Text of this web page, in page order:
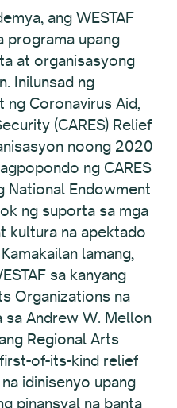
ang WESTAF
programa upang
at organisasyong
Inilunsad ng
ng Coronavirus Aid,
(CARES) Relief
noong 2020
ng CARES
National Endowment
ng suporta sa mga
kultura na apektado
lamang,
sa kanyang
Organizations na
Andrew W. Mellon
Regional Arts
of-its-kind relief
idinisenyo upang
pinansyal na banta